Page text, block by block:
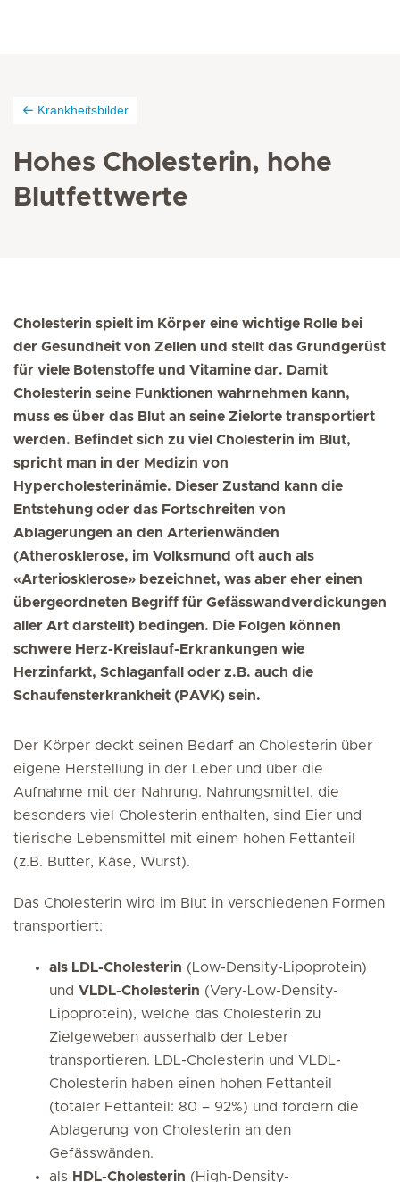
Krankheitsbilder
Hohes Cholesterin, hohe
Blutfettwerte
Cholesterin spielt im Körper eine wichtige Rolle bei
der Gesundheit von Zellen und stellt das Grundgerüst
für viele Botenstoffe und Vitamine dar. Damit
Cholesterin seine Funktionen wahrnehmen kann,
muss es über das Blut an seine Zielorte transportiert
werden. Befindet sich zu viel Cholesterin im Blut,
spricht man in der Medizin von
Hypercholesterinämie. Dieser Zustand kann die
Entstehung oder das Fortschreiten von
Ablagerungen an den Arterienwänden
(Atherosklerose, im Volksmund oft auch als
«Arteriosklerose» bezeichnet, was aber eher einen
übergeordneten Begriff für Gefässwandverdickungen
aller Art darstellt) bedingen. Die Folgen können
schwere Herz-Kreislauf-Erkrankungen wie
Herzinfarkt, Schlaganfall oder z.B. auch die
Schaufensterkrankheit (PAVK) sein.
Der Körper deckt seinen Bedarf an Cholesterin über
eigene Herstellung in der Leber und über die
Aufnahme mit der Nahrung. Nahrungsmittel, die
besonders viel Cholesterin enthalten, sind Eier und
tierische Lebensmittel mit einem hohen Fettanteil
(z.B. Butter, Käse, Wurst).
Das Cholesterin wird im Blut in verschiedenen Formen
transportiert:
als LDL-Cholesterin (Low-Density-Lipoprotein)
und VLDL-Cholesterin (Very-Low-Density-
Lipoprotein), welche das Cholesterin zu
Zielgeweben ausserhalb der Leber
transportieren. LDL-Cholesterin und VLDL-
Cholesterin haben einen hohen Fettanteil
(totaler Fettanteil: 80 – 92%) und fördern die
Ablagerung von Cholesterin an den
Gefässwänden.
als HDL-Cholesterin (High-Density-